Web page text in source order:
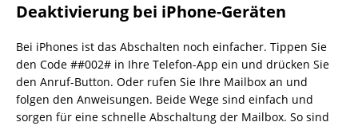
Deaktivierung bei iPhone-Geräten
Bei iPhones ist das Abschalten noch einfacher. Tippen Sie
den Code ##002# in Ihre Telefon-App ein und drücken Sie
den Anruf-Button. Oder rufen Sie Ihre Mailbox an und
folgen den Anweisungen. Beide Wege sind einfach und
sorgen für eine schnelle Abschaltung der Mailbox. So sind